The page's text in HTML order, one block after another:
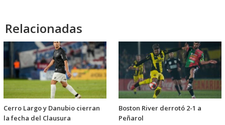
Relacionadas
Cerro Largo y Danubio cierran
la fecha del Clausura
Boston River derrotó 2-1 a
Peñarol